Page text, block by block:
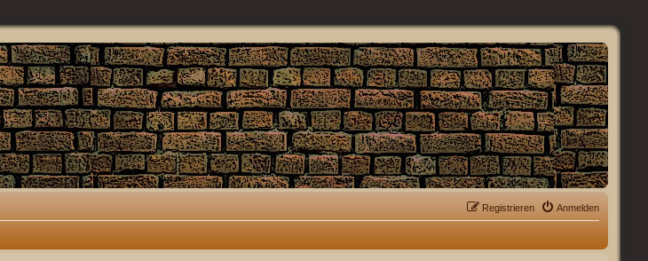
Anmelden
Registrieren